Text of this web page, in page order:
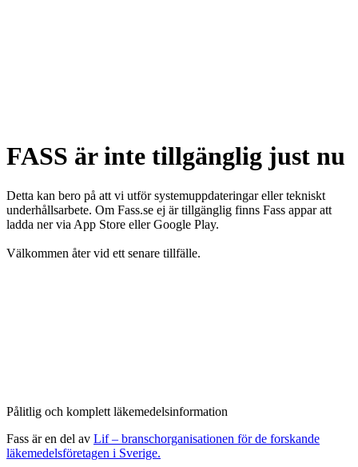
FASS är inte tillgänglig just nu
Detta kan bero på att vi utför systemuppdateringar eller tekniskt
underhållsarbete. Om Fass.se ej är tillgänglig finns Fass appar att
ladda ner via App Store eller Google Play.
Välkommen åter vid ett senare tillfälle.
Pålitlig och komplett läkemedelsinformation
Fass är en del av Lif – branschorganisationen för de forskande
läkemedelsföretagen i Sverige.